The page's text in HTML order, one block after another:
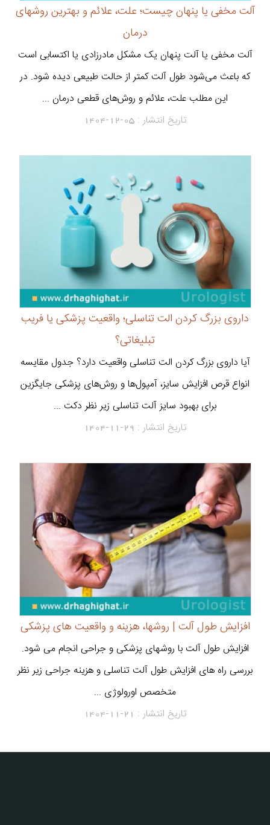
آلت مخفی یا پنهان چیست؛ علت، علائم و بهترین روشهای
درمان
آلت مخفی یا آلت پنهان یک مشکل مادرزادی یا اکتسابی است
که باعث می‌شود طول آلت کمتر از حالت طبیعی دیده شود. در
این مطلب علت، علائم و روش‌های قطعی درمان ...
تاریخ انتشار :1404-12-05
داروی بزرگ کردن الت تناسلی؛ واقعیت پزشکی یا فریب
تبلیغاتی؟
آیا داروی بزرگ کردن الت تناسلی واقعیت دارد؟ جدول مقایسه
انواع قرص افزایش سایز، آمپول‌ها و روش‌های پزشکی جایگزین
برای بهبود سایز آلت تناسلی زیر نظر دکت ...
تاریخ انتشار : 1404-11-29
افزایش طول آلت | روشها، هزینه و واقعیت های پزشکی
افزایش طول آلت با روشهای پزشکی و جراحی انجام می شود.
بررسی راه های افزایش طول آلت تناسلی و هزینه جراحی زیر نظر
متخصص اورولوژی ...
تاریخ انتشار : 1404-11-21